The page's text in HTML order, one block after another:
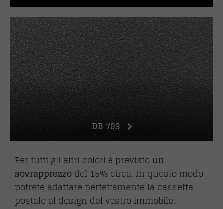
DB 703
Per tutti gli altri colori è previsto un
sovrapprezzodel 15% circa. In questo modo
potrete adattare perfettamente la cassetta
postale al design del vostro immobile.